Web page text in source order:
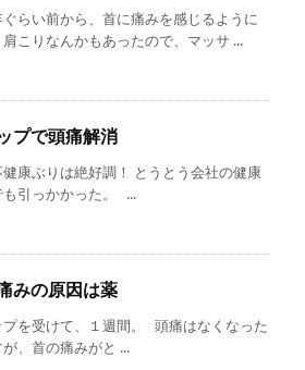
らい前から、首に痛みを感じるように
こりなんかもあったので、マッサ ...
プで頭痛解消
康ぶりは絶好調！ とうとう会社の健康
も引っかかった。 ...
みの原因は薬
プを受けて、１週間。 頭痛はなくなった
、首の痛みがと ...